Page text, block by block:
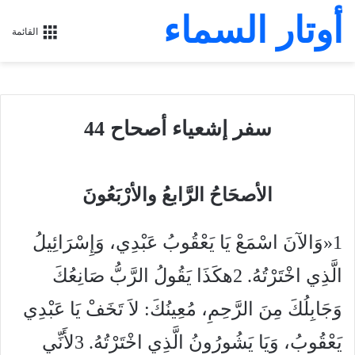
القائمة أوتار السماء
سفر إشعياء أصحاح 44
الأصحَاحُ الرَّابعُ والأرْبَعُونَ
1«وَالآنَ اسْمَعْ يَا يَعْقُوبُ عَبْدِي، وَإِسْرَائِيلُ
الَّذِي اخْتَرْتُهُ. 2هكَذَا يَقُولُ الرَّبُّ صَانِعُكَ
وَجَابِلُكَ مِنَ الرَّحِمِ، مُعِينُكَ: لاَ تَخَفْ يَا عَبْدِي
يَعْقُوبُ، وَيَا يَشُورُونُ الَّذِي اخْتَرْتُهُ. 3لأَنِّي